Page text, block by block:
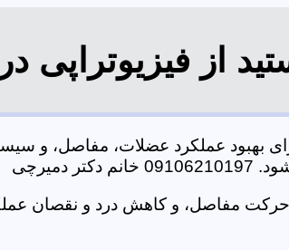
از فیزیوتراپی
بهبود عملکرد عضلات، مفاصل، و
حرکت مفاصل، و کاهش درد و نقصان